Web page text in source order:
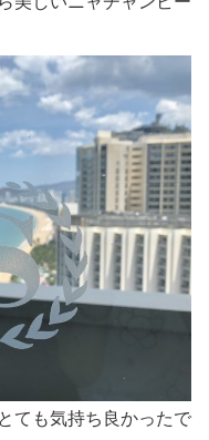
ても気持ち良かったで